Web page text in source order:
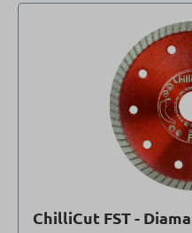
ChilliCut FST -